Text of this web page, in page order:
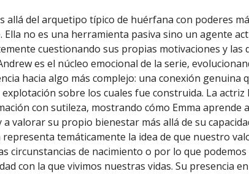
allá del arquetipo típico de huérfana con poderes
no es una herramienta pasiva sino un agente
cuestionando sus propias motivaciones y las
es el núcleo emocional de la serie,
hacia algo más complejo: una conexión genuina
sobre los cuales fue construida. La actriz
con sutileza, mostrando cómo Emma aprende
valorar su propio bienestar más allá de su
representa temáticamente la idea de que nuestro
circunstancias de nacimiento o por lo que
con la que vivimos nuestras vidas. Su presencia en